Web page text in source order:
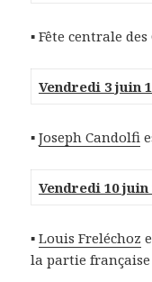
▪ Fête centrale
Vendredi 3 juin
▪Joseph Candolfi
Vendredi 10 juin
▪Louis Freléchoz
la partie française